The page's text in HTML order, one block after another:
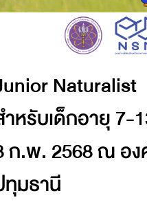
Naturalist
หรับเด็กอายุ 7-
ก.พ. 2568 ณ อ
มธานี